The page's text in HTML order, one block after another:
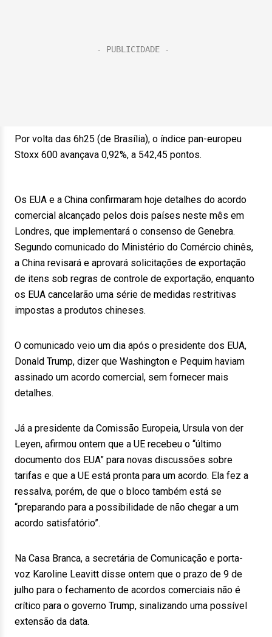
Por volta das 6h25 (de Brasília), o índice pan-europeu
Stoxx 600 avançava 0,92%, a 542,45 pontos.
Os EUA e a China confirmaram hoje detalhes do acordo
comercial alcançado pelos dois países neste mês em
Londres, que implementará o consenso de Genebra.
Segundo comunicado do Ministério do Comércio chinês,
a China revisará e aprovará solicitações de exportação
de itens sob regras de controle de exportação, enquanto
os EUA cancelarão uma série de medidas restritivas
impostas a produtos chineses.
O comunicado veio um dia após o presidente dos EUA,
Donald Trump, dizer que Washington e Pequim haviam
assinado um acordo comercial, sem fornecer mais
detalhes.
Já a presidente da Comissão Europeia, Ursula von der
Leyen, afirmou ontem que a UE recebeu o “último
documento dos EUA” para novas discussões sobre
tarifas e que a UE está pronta para um acordo. Ela fez a
ressalva, porém, de que o bloco também está se
“preparando para a possibilidade de não chegar a um
acordo satisfatório”.
Na Casa Branca, a secretária de Comunicação e porta-
voz Karoline Leavitt disse ontem que o prazo de 9 de
julho para o fechamento de acordos comerciais não é
crítico para o governo Trump, sinalizando uma possível
extensão da data.